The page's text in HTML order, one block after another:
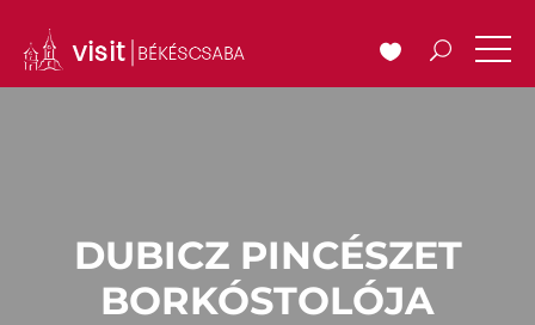
DUBICZ PINCÉSZET
BORKÓSTOLÓJA